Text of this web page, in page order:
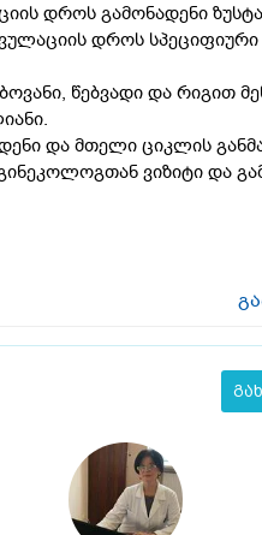
დროს გამონადენი
დროს სპეციფიური
წებვადი და რიგით
და მთელი ციკლის
ვიზიტი და